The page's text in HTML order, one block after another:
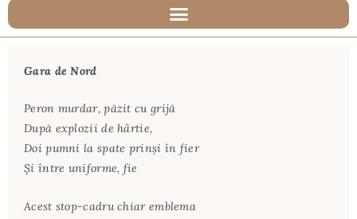
Gara de Nord
Peron murdar, păzit cu grijă
După explozii de hârtie,
Doi pumni la spate prinși în fier
Și între uniforme, fie
Acest stop-cadru chiar emblema